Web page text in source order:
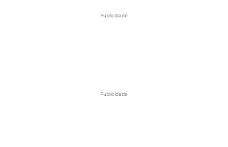
Publicidade
Publicidade